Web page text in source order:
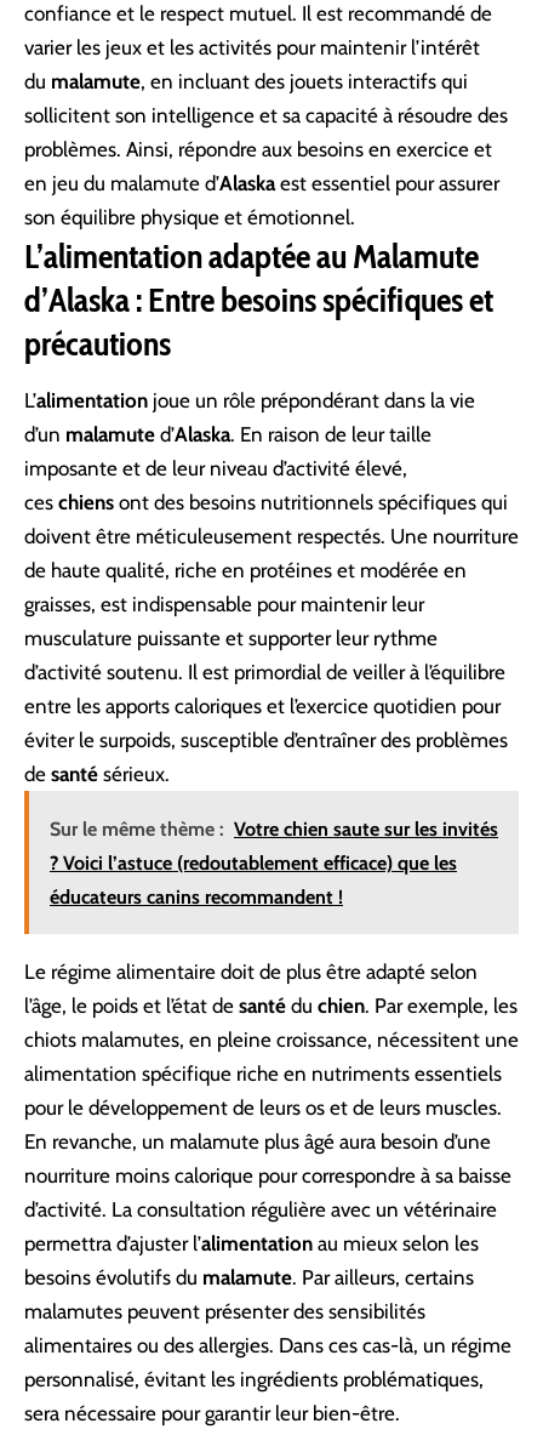
confiance et le respect mutuel. Il est recommandé de
varier les jeux et les activités pour maintenir l’intérêt
du malamute, en incluant des jouets interactifs qui
sollicitent son intelligence et sa capacité à résoudre des
problèmes. Ainsi, répondre aux besoins en exercice et
en jeu du malamute d’Alaskaest essentiel pour assurer
son équilibre physique et émotionnel.
L’alimentation adaptée au Malamute
d’Alaska : Entre besoins spécifiques et
précautions
L’alimentation joue un rôle prépondérant dans la vie
d’un malamute d’Alaska. En raison de leur taille
imposante et de leur niveau d’activité élevé,
ces chiens ont des besoins nutritionnels spécifiques qui
doivent être méticuleusement respectés. Une nourriture
de haute qualité, riche en protéines et modérée en
graisses, est indispensable pour maintenir leur
musculature puissante et supporter leur rythme
d’activité soutenu. Il est primordial de veiller à l’équilibre
entre les apports caloriques et l’exercice quotidien pour
éviter le surpoids, susceptible d’entraîner des problèmes
de santé sérieux.
Sur le même thème : Votre chien saute sur les invités
? Voici l’astuce (redoutablement efficace) que les
éducateurs canins recommandent !
Le régime alimentaire doit de plus être adapté selon
l’âge, le poids et l’état de santé du chien. Par exemple, les
chiots malamutes, en pleine croissance, nécessitent une
alimentation spécifique riche en nutriments essentiels
pour le développement de leurs os et de leurs muscles.
En revanche, un malamute plus âgé aura besoin d’une
nourriture moins calorique pour correspondre à sa baisse
d’activité. La consultation régulière avec un vétérinaire
permettra d’ajuster l’alimentation au mieux selon les
besoins évolutifs du malamute. Par ailleurs, certains
malamutes peuvent présenter des sensibilités
alimentaires ou des allergies. Dans ces cas-là, un régime
personnalisé, évitant les ingrédients problématiques,
sera nécessaire pour garantir leur bien-être.